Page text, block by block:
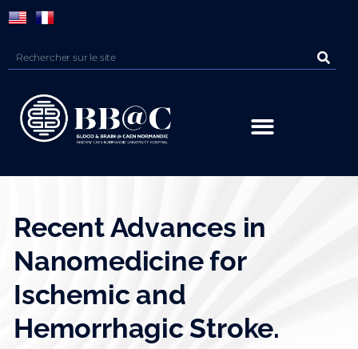
Recent Advances in
Nanomedicine for
Ischemic and
Hemorrhagic Stroke.